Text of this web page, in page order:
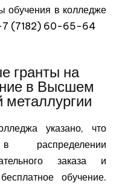
обучения в колледже
+7 (7182) 60-65-64
гранты на
в Высшем
металлургии
указано, что
распределении
заказа и
обучение.